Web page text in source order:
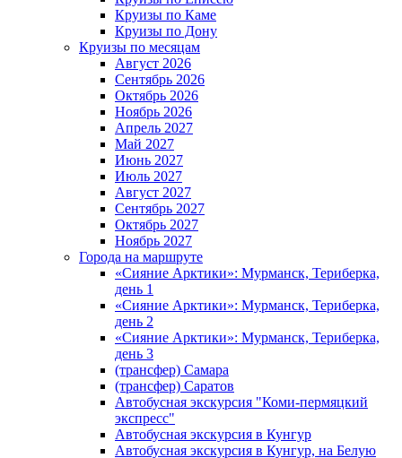
Круизы по Каме
Круизы по Дону
Круизы по месяцам
Август 2026
Сентябрь 2026
Октябрь 2026
Ноябрь 2026
Апрель 2027
Май 2027
Июнь 2027
Июль 2027
Август 2027
Сентябрь 2027
Октябрь 2027
Ноябрь 2027
Города на маршруте
«Сияние Арктики»: Мурманск, Териберка,
день 1
«Сияние Арктики»: Мурманск, Териберка,
день 2
«Сияние Арктики»: Мурманск, Териберка,
день 3
(трансфер) Самара
(трансфер) Саратов
Автобусная экскурсия "Коми-пермяцкий
экспресс"
Автобусная экскурсия в Кунгур
Автобусная экскурсия в Кунгур, на Белую